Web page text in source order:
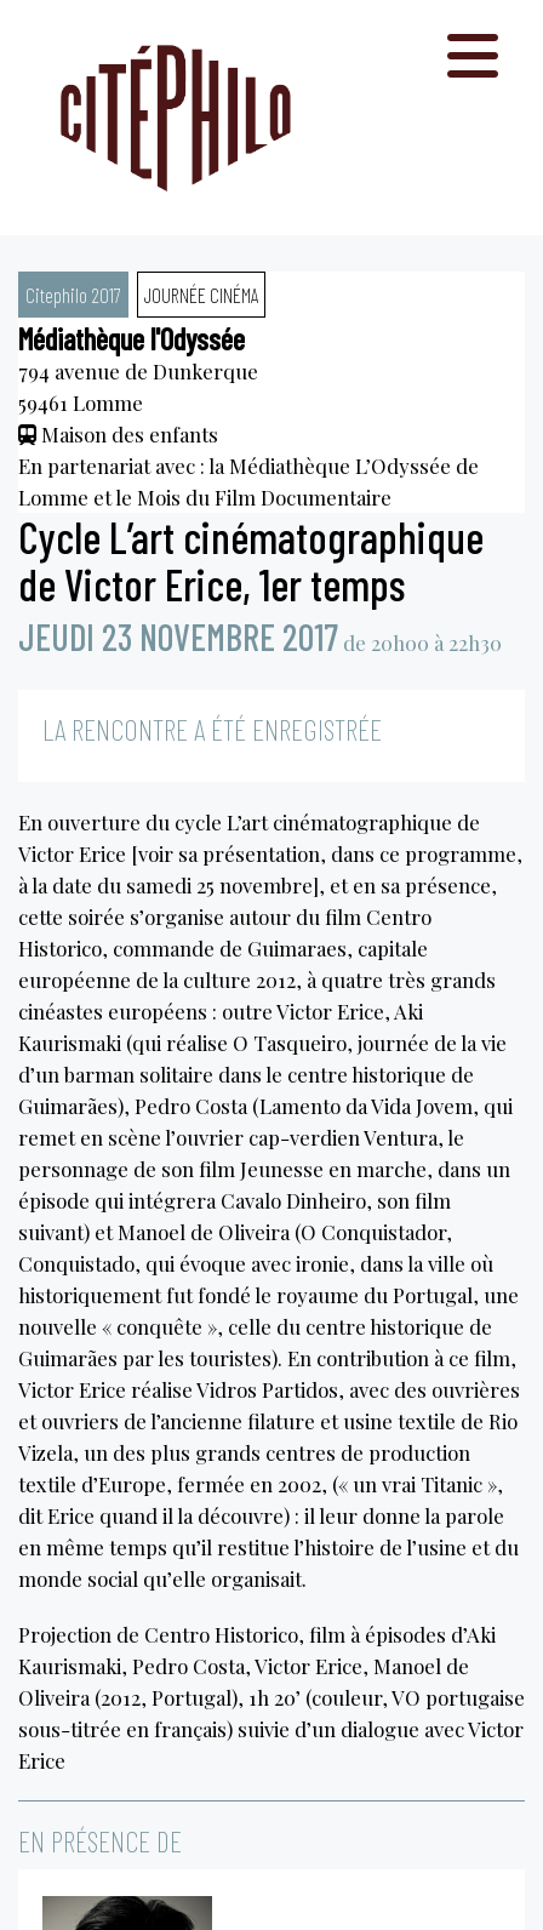
Citephilo 2017 JOURNÉE CINÉMA
Médiathèque l'Odyssée
794 avenue de Dunkerque
59461 Lomme
Maison des enfants
En partenariat avec : la Médiathèque L’Odyssée de
Lomme et le Mois du Film Documentaire
Cycle L’art cinématographique
de Victor Erice, 1er temps
JEUDI 23 NOVEMBRE 2017 de 20h00 à 22h30
LA RENCONTRE A ÉTÉ ENREGISTRÉE
En ouverture du cycle L’art cinématographique de
Victor Erice [voir sa présentation, dans ce programme,
à la date du samedi 25 novembre], et en sa présence,
cette soirée s’organise autour du film Centro
Historico, commande de Guimaraes, capitale
européenne de la culture 2012, à quatre très grands
cinéastes européens : outre Victor Erice, Aki
Kaurismaki (qui réalise O Tasqueiro, journée de la vie
d’un barman solitaire dans le centre historique de
Guimarães), Pedro Costa (Lamento da Vida Jovem, qui
remet en scène l’ouvrier cap-verdien Ventura, le
personnage de son film Jeunesse en marche, dans un
épisode qui intégrera Cavalo Dinheiro, son film
suivant) et Manoel de Oliveira (O Conquistador,
Conquistado, qui évoque avec ironie, dans la ville où
historiquement fut fondé le royaume du Portugal, une
nouvelle « conquête », celle du centre historique de
Guimarães par les touristes). En contribution à ce film,
Victor Erice réalise Vidros Partidos, avec des ouvrières
et ouvriers de l’ancienne filature et usine textile de Rio
Vizela, un des plus grands centres de production
textile d’Europe, fermée en 2002, (« un vrai Titanic »,
dit Erice quand il la découvre) : il leur donne la parole
en même temps qu’il restitue l’histoire de l’usine et du
monde social qu’elle organisait.
Projection de Centro Historico, film à épisodes d’Aki
Kaurismaki, Pedro Costa, Victor Erice, Manoel de
Oliveira (2012, Portugal), 1h 20’ (couleur, VO portugaise
sous-titrée en français) suivie d’un dialogue avec Victor
Erice
EN PRÉSENCE DE